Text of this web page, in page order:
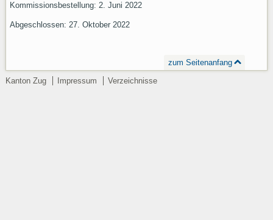
Kommissionsbestellung: 2. Juni 2022
Abgeschlossen: 27. Oktober 2022
zum Seitenanfang
Kanton Zug
Impressum Verzeichnisse